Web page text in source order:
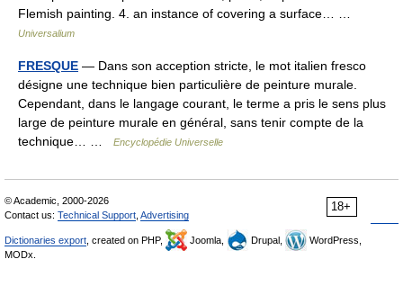
Flemish painting. 4. an instance of covering a surface… …
Universalium
FRESQUE — Dans son acception stricte, le mot italien fresco
désigne une technique bien particulière de peinture murale.
Cependant, dans le langage courant, le terme a pris le sens plus
large de peinture murale en général, sans tenir compte de la
technique… …
Encyclopédie Universelle
18+
© Academic, 2000-2026
Contact us: Technical Support Advertising
Dictionaries export , created on PHP, Joomla, Drupal,
WordPress,
MODx.